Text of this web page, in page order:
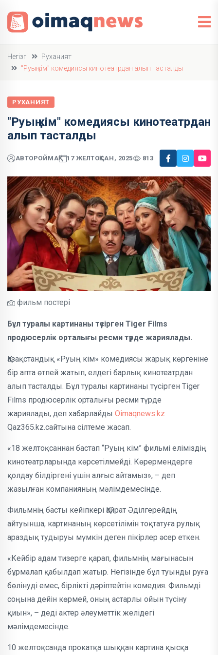
Негізгі
Руханият
"Руың кім" комедиясы кинотеатрдан алып тасталды
РУХАНИЯТ
"Руың кім" комедиясы кинотеатрдан
алып тасталды
АВТОРОЙМАҚ 17 ЖЕЛТОҚСАН, 2025 813
фильм постері
Бұл туралы картинаны түсірген Tiger Films
продюсерлік орталығы ресми түрде жариялады.
Қазақстандық «Руың кім» комедиясы жарық көргеніне
бір апта өтпей жатып, елдегі барлық кинотеатрдан
алып тасталды. Бұл туралы картинаны түсірген Tiger
Films продюсерлік орталығы ресми түрде
жариялады, деп хабарлайды Oimaqnews.kz
Qaz365.kz.сайтына сілтеме жасап.
«18 желтоқсаннан бастап “Руың кім” фильмі еліміздің
кинотеатрларында көрсетілмейді. Көрермендерге
қолдау білдіргені үшін алғыс айтамыз», – деп
жазылған компанияның мәлімдемесінде.
Фильмнің басты кейіпкері Қайрат Әділгерейдің
айтуынша, картинаның көрсетілімін тоқтатуға рулық
араздық тудыруы мүмкін деген пікірлер әсер еткен.
«Кейбір адам тизерге қарап, фильмнің мағынасын
бұрмалап қабылдап жатыр. Негізінде бұл туынды руға
бөлінуді емес, бірлікті дәріптейтін комедия. Фильмді
соңына дейін көрмей, оның астарлы ойын түсіну
қиын», – деді актер әлеуметтік желідегі
мәлімдемесінде.
10 желтоқсанда прокатқа шыққан картина қысқа